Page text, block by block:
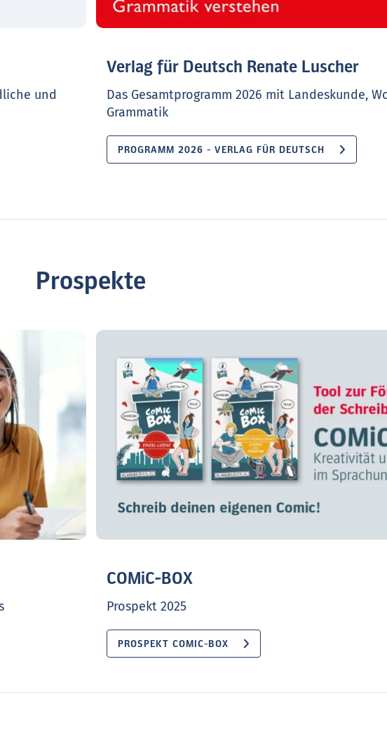
und
Verlag für Deutsch Renate Luscher
Das Gesamtprogramm 2026 mit Landeskunde,
Grammatik
PROGRAMM 2026 - VERLAG FÜR DEUTSCH
Prospekte
COMiC-BOX
Prospekt 2025
PROSPEKT COMIC-BOX